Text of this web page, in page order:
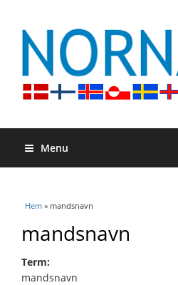
Menu
Du är här
Hem » mandsnavn
mandsnavn
Term:
mandsnavn